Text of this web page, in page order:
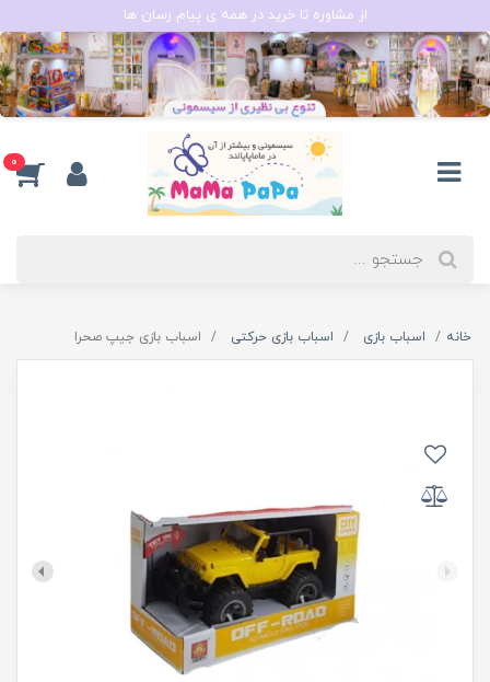
از مشاوره تا خرید در همه ی پیام رسان ها
0
خانه اسباب بازی اسباب بازی حرکتی اسباب بازی جیپ صحرا